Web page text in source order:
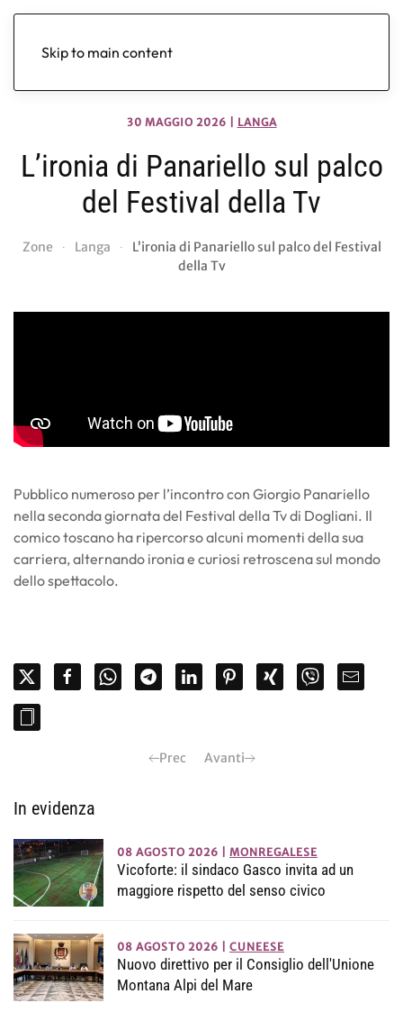
Skip to main content
30 MAGGIO 2026 LANGA
L’ironia di Panariello sul palco
del Festival della Tv
Zone Langa
L’ironia di Panariello sul palco del Festival
della Tv
Pubblico numeroso per l’incontro con Giorgio Panariello
nella seconda giornata del Festival della Tv di Dogliani. Il
comico toscano ha ripercorso alcuni momenti della sua
carriera, alternando ironia e curiosi retroscena sul mondo
dello spettacolo.
Prec Avanti
In evidenza
08 AGOSTO 2026 MONREGALESE
Vicoforte: il sindaco Gasco invita ad un
maggiore rispetto del senso civico
08 AGOSTO 2026 CUNEESE
Nuovo direttivo per il Consiglio dell'Unione
Montana Alpi del Mare